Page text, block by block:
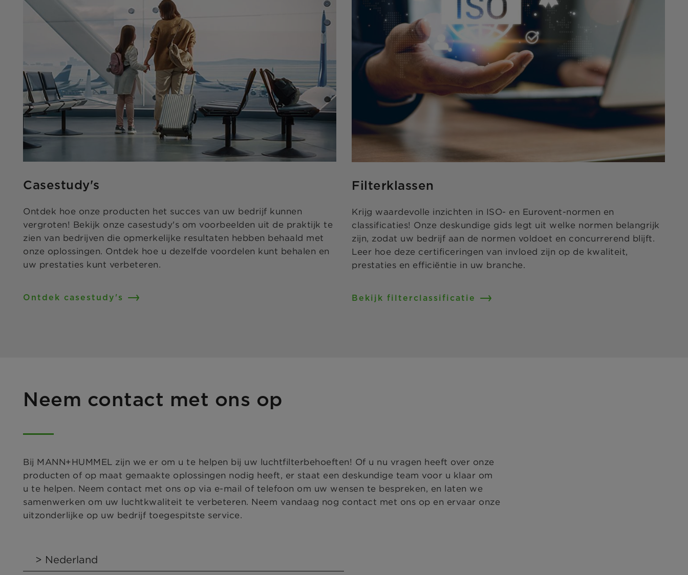
Casestudy's
Ontdek hoe onze producten het succes van uw bedrijf kunnen
vergroten! Bekijk onze casestudy's om voorbeelden uit de praktijk te
zien van bedrijven die opmerkelijke resultaten hebben behaald met
onze oplossingen. Ontdek hoe u dezelfde voordelen kunt behalen en
uw prestaties kunt verbeteren.
Ontdek casestudy's
Filterklassen
Krijg waardevolle inzichten in ISO- en Eurovent-normen en
classificaties! Onze deskundige gids legt uit welke normen belangrijk
zijn, zodat uw bedrijf aan de normen voldoet en concurrerend blijft.
Leer hoe deze certificeringen van invloed zijn op de kwaliteit,
prestaties en efficiëntie in uw branche.
Bekijk filterclassificatie
Neem contact met ons op
Bij MANN+HUMMEL zijn we er om u te helpen bij uw luchtfilterbehoeften! Of u nu vragen heeft over onze
producten of op maat gemaakte oplossingen nodig heeft, er staat een deskundige team voor u klaar om
u te helpen. Neem contact met ons op via e-mail of telefoon om uw wensen te bespreken, en laten we
samenwerken om uw luchtkwaliteit te verbeteren. Neem vandaag nog contact met ons op en ervaar onze
uitzonderlijke op uw bedrijf toegespitste service.